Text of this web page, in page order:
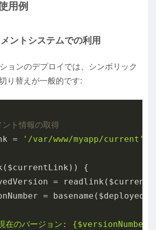
用例
ントシステムでの利用
ョンのデプロイでは、シンボリック
り替えが一般的です:
ト情報の取得
=
'/var/www/myapp/current'
{
=
=
在のバージョン: